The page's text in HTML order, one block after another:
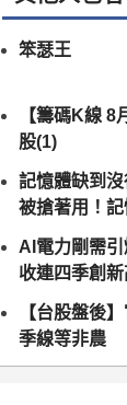
笨瑟王
【籌碼K線 8
股(1)
記憶體缺到
被搶著用！
亞科、群聯領
AI電力剛需
收連四季創
【台股盤後
季線等非農